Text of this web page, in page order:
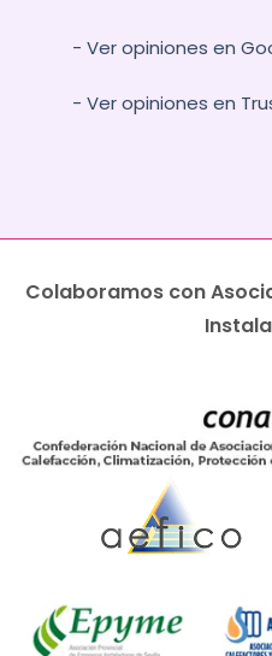
- Ver opiniones en
- Ver opiniones en
Colaboramos con